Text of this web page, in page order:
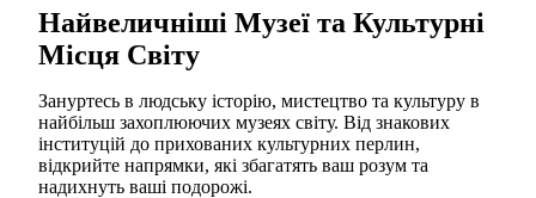
Найвеличніші Музеї та Культурні
Місця Світу
Зануртесь в людську історію, мистецтво та культуру в
найбільш захоплюючих музеях світу. Від знакових
інституцій до прихованих культурних перлин,
відкрийте напрямки, які збагатять ваш розум та
надихнуть ваші подорожі.